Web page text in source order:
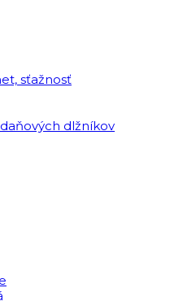
sťažnosť
dlžníkov